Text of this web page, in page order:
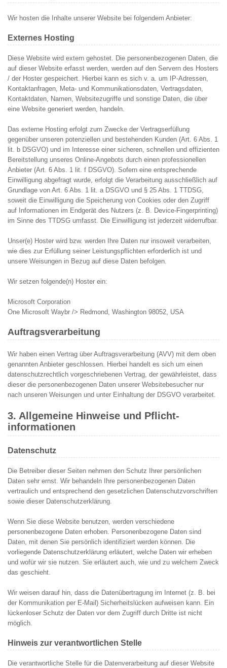
Wir hosten die Inhalte unserer Website bei folgendem Anbieter:
Externes Hosting
Diese Website wird extern gehostet. Die personenbezogenen Daten, die
auf dieser Website erfasst werden, werden auf den Servern des Hosters
/ der Hoster gespeichert. Hierbei kann es sich v. a. um IP-Adressen,
Kontaktanfragen, Meta- und Kommunikationsdaten, Vertragsdaten,
Kontaktdaten, Namen, Websitezugriffe und sonstige Daten, die über
eine Website generiert werden, handeln.
Das externe Hosting erfolgt zum Zwecke der Vertragserfüllung
gegenüber unseren potenziellen und bestehenden Kunden (Art. 6 Abs. 1
lit. b DSGVO) und im Interesse einer sicheren, schnellen und effizienten
Bereitstellung unseres Online-Angebots durch einen professionellen
Anbieter (Art. 6 Abs. 1 lit. f DSGVO). Sofern eine entsprechende
Einwilligung abgefragt wurde, erfolgt die Verarbeitung ausschließlich auf
Grundlage von Art. 6 Abs. 1 lit. a DSGVO und § 25 Abs. 1 TTDSG,
soweit die Einwilligung die Speicherung von Cookies oder den Zugriff
auf Informationen im Endgerät des Nutzers (z. B. Device-Fingerprinting)
im Sinne des TTDSG umfasst. Die Einwilligung ist jederzeit widerrufbar.
Unser(e) Hoster wird bzw. werden Ihre Daten nur insoweit verarbeiten,
wie dies zur Erfüllung seiner Leistungspflichten erforderlich ist und
unsere Weisungen in Bezug auf diese Daten befolgen.
Wir setzen folgende(n) Hoster ein:
Microsoft Corporation
One Microsoft Waybr /> Redmond, Washington 98052, USA
Auftragsverarbeitung
Wir haben einen Vertrag über Auftragsverarbeitung (AVV) mit dem oben
genannten Anbieter geschlossen. Hierbei handelt es sich um einen
datenschutzrechtlich vorgeschriebenen Vertrag, der gewährleistet, dass
dieser die personenbezogenen Daten unserer Websitebesucher nur
nach unseren Weisungen und unter Einhaltung der DSGVO verarbeitet.
3. Allgemeine Hinweise und Pflicht­
informationen
Datenschutz
Die Betreiber dieser Seiten nehmen den Schutz Ihrer persönlichen
Daten sehr ernst. Wir behandeln Ihre personenbezogenen Daten
vertraulich und entsprechend den gesetzlichen Datenschutzvorschriften
sowie dieser Datenschutzerklärung.
Wenn Sie diese Website benutzen, werden verschiedene
personenbezogene Daten erhoben. Personenbezogene Daten sind
Daten, mit denen Sie persönlich identifiziert werden können. Die
vorliegende Datenschutzerklärung erläutert, welche Daten wir erheben
und wofür wir sie nutzen. Sie erläutert auch, wie und zu welchem Zweck
das geschieht.
Wir weisen darauf hin, dass die Datenübertragung im Internet (z. B. bei
der Kommunikation per E-Mail) Sicherheitslücken aufweisen kann. Ein
lückenloser Schutz der Daten vor dem Zugriff durch Dritte ist nicht
möglich.
Hinweis zur verantwortlichen Stelle
Die verantwortliche Stelle für die Datenverarbeitung auf dieser Website